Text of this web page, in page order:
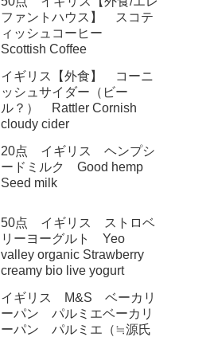
ファントハウス】 スコテ
ィッシュコーヒー
Scottish Coffee
イギリス【外食】 コーニ
ッシュサイダー（ビー
ル？） Rattler Cornish
cloudy cider
20点 イギリス ヘンプシ
ードミルク Good hemp
Seed milk
50点 イギリス ストロベ
リーヨーグルト Yeo
valley organic Strawberry
creamy bio live yogurt
イギリス M&S ベーカリ
ーパン パルミエベーカリ
ーパン パルミエ（≒源氏